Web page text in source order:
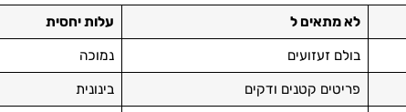
לא מתאים ל עלות יחסית
בולם זעזועים נמוכה
פריטים קטנים ודקים בינונית